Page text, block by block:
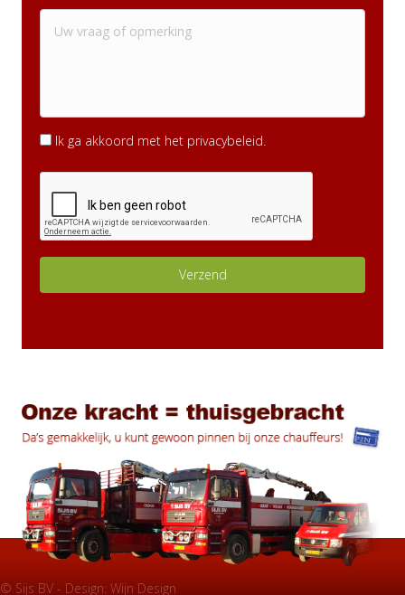
Ik ga akkoord met het privacybeleid.
© Sijs BV - Design: Wijn Design